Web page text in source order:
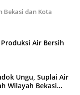
dan Kota
Air Bersih
Ungu, Suplai Air
Wilayah Bekasi